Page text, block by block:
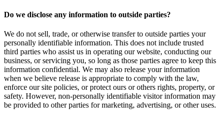
Do we disclose any information to outside parties?
We do not sell, trade, or otherwise transfer to outside parties your
personally identifiable information. This does not include trusted
third parties who assist us in operating our website, conducting our
business, or servicing you, so long as those parties agree to keep this
information confidential. We may also release your information
when we believe release is appropriate to comply with the law,
enforce our site policies, or protect ours or others rights, property, or
safety. However, non-personally identifiable visitor information may
be provided to other parties for marketing, advertising, or other uses.